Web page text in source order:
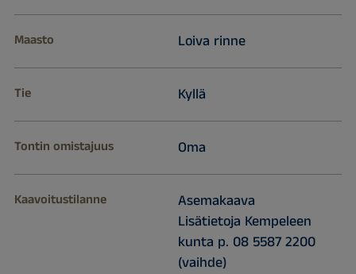
Maasto Loiva rinne
Tie Kyllä
Tontin omistajuus Oma
Kaavoitustilanne
Asemakaava
Lisätietoja Kempeleen
kunta p. 08 5587 2200
(vaihde)